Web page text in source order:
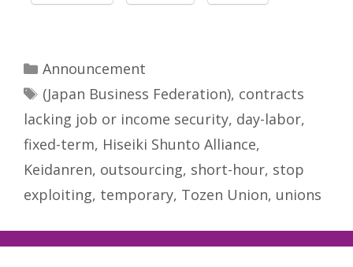
Categories
Announcement
Tags
(Japan Business Federation), contracts
lacking job or income security, day-labor,
fixed-term, Hiseiki Shunto Alliance,
Keidanren, outsourcing, short-hour, stop
exploiting, temporary, Tozen Union, unions